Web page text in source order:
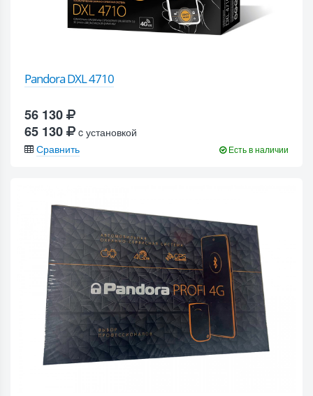
Pandora DXL 4710
56 130
65 130
c установкой
Сравнить
Есть в наличии